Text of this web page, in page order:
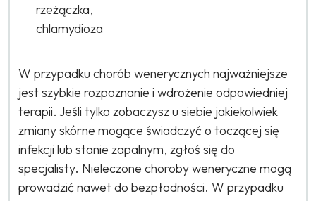
rzeżączka,
chlamydioza
W przypadku chorób wenerycznych najważniejsze
jest szybkie rozpoznanie i wdrożenie odpowiedniej
terapii. Jeśli tylko zobaczysz u siebie jakiekolwiek
zmiany skórne mogące świadczyć o toczącej się
infekcji lub stanie zapalnym, zgłoś się do
specjalisty. Nieleczone choroby weneryczne mogą
prowadzić nawet do bezpłodności. W przypadku